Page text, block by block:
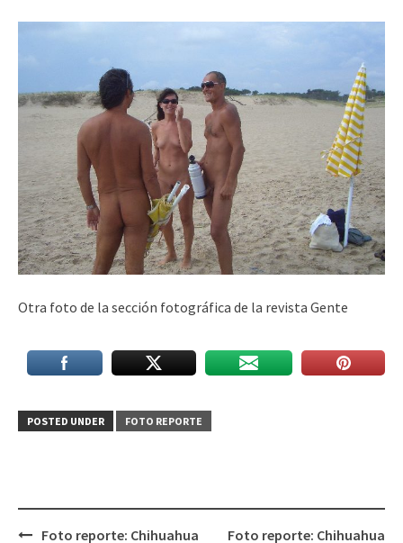
Otra foto de la sección fotográfica de la revista Gente
POSTED UNDER FOTO REPORTE
PostFoto reporte: Chihuahua
Foto reporte: Chihuahua